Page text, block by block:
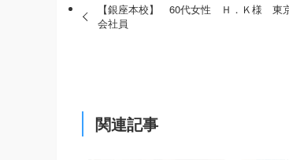
【銀座本校】 60代女性 Ｈ．Ｋ様 東
会社員
関連記事